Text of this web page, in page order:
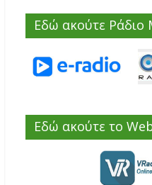
Εδώ ακούτε Ράδιο
Εδώ ακούτε το